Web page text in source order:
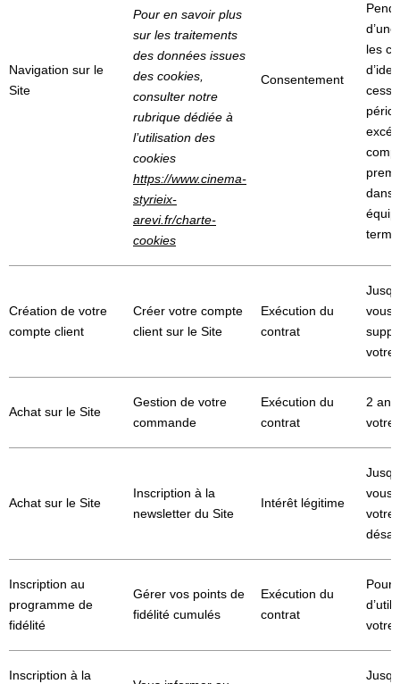
Navigation sur le
Site
Pour en savoir plus
sur les traitements
des données issues
des cookies,
consulter notre
rubrique dédiée à
l’utilisation des
cookies
https://www.cinema-
styrieix-
arevi.fr/charte-
cookies
Consentement
les
dans
Création de votre
compte client
Créer votre compte
client sur le Site
Exécution du
contrat
vous
votre
Achat sur le Site
Gestion de votre
commande
Exécution du
contrat
2
votre
Achat sur le Site
Inscription à la
newsletter du Site
Intérêt légitime
vous
votre
Inscription au
programme de
fidélité
Gérer vos points de
fidélité cumulés
Exécution du
contrat
Pour
votre
Inscription à la